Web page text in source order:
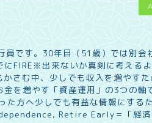
員です。30年目（51歳）では別会
にFIRE※出来ないか真剣に考える
さむ中、少しでも収入を増やすた
を増やす「資産運用」の3つの軸
た方へ少しでも有益な情報にする
Retire Early＝「経済